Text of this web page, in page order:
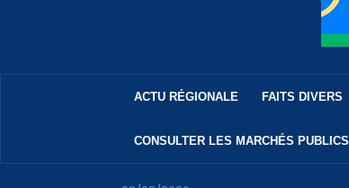
ACTU RÉGIONALE FAITS DIVERS
CONSULTER LES MARCHÉS PUBLICS